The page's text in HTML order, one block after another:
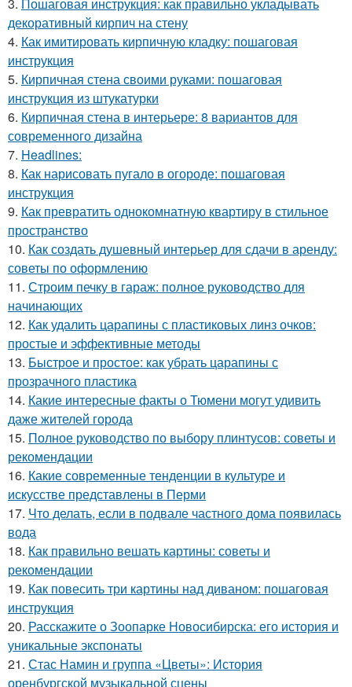
декоративный кирпич на стену
4. Как имитировать кирпичную кладку: пошаговая
инструкция
5. Кирпичная стена своими руками: пошаговая
инструкция из штукатурки
6. Кирпичная стена в интерьере: 8 вариантов для
современного дизайна
7. Headlines:
8. Как нарисовать пугало в огороде: пошаговая
инструкция
9. Как превратить однокомнатную квартиру в стильное
пространство
10. Как создать душевный интерьер для сдачи в аренду:
советы по оформлению
11. Строим печку в гараж: полное руководство для
начинающих
12. Как удалить царапины с пластиковых линз очков:
простые и эффективные методы
13. Быстрое и простое: как убрать царапины с
прозрачного пластика
14. Какие интересные факты о Тюмени могут удивить
даже жителей города
15. Полное руководство по выбору плинтусов: советы и
рекомендации
16. Какие современные тенденции в культуре и
искусстве представлены в Перми
17. Что делать, если в подвале частного дома появилась
вода
18. Как правильно вешать картины: советы и
рекомендации
19. Как повесить три картины над диваном: пошаговая
инструкция
20. Расскажите о Зоопарке Новосибирска: его история и
уникальные экспонаты
21. Стас Намин и группа «Цветы»: История
оренбургской музыкальной сцены